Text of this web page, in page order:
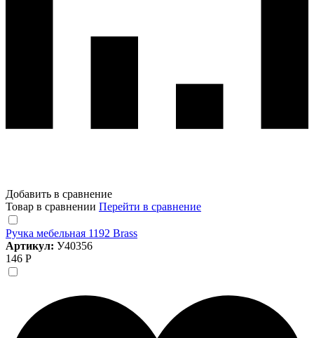
Добавить в сравнение
Товар в сравнении Перейти в сравнение
Ручка мебельная 1192 Brass
Артикул: У40356
146 Р